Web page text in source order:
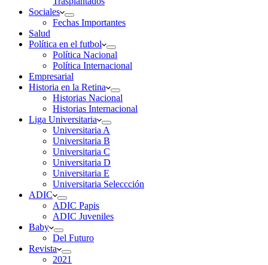
Sociales
Fechas Importantes
Salud
Política en el futbol
Política Nacional
Política Internacional
Empresarial
Historia en la Retina
Historias Nacional
Historias Internacional
Liga Universitaria
Universitaria A
Universitaria B
Universitaria C
Universitaria D
Universitaria E
Universitaria Seleccción
ADIC
ADIC Papis
ADIC Juveniles
Baby
Del Futuro
Revista
2021